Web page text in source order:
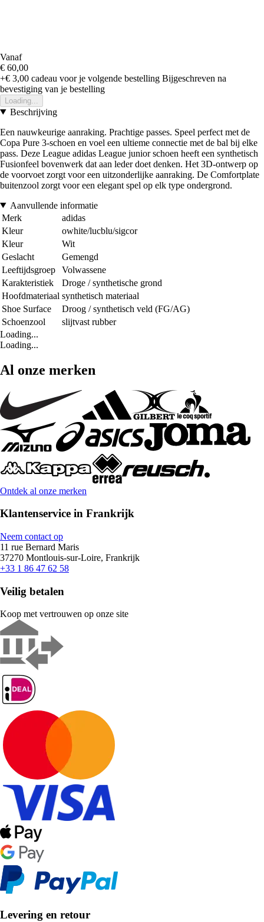
Vanaf
€ 60,00
+€ 3,00 cadeau voor je volgende bestelling Bijgeschreven na
bevestiging van je bestelling
Loading...
Beschrijving
Een nauwkeurige aanraking. Prachtige passes. Speel perfect met de
Copa Pure 3-schoen en voel een ultieme connectie met de bal bij elke
pass. Deze League adidas League junior schoen heeft een synthetisch
Fusionfeel bovenwerk dat aan leder doet denken. Het 3D-ontwerp op
de voorvoet zorgt voor een uitzonderlijke aanraking. De Comfortplate
buitenzool zorgt voor een elegant spel op elk type ondergrond.
Aanvullende informatie
Merk
adidas
Kleur
owhite/lucblu/sigcor
Kleur
Wit
Geslacht
Gemengd
Leeftijdsgroep
Volwassene
Karakteristiek
Droge / synthetische grond
Hoofdmateriaal synthetisch materiaal
Shoe Surface
Droog / synthetisch veld (FG/AG)
Schoenzool
slijtvast rubber
Loading...
Loading...
Al onze merken
Ontdek al onze merken
Klantenservice in Frankrijk
Neem contact op
11 rue Bernard Maris
37270 Montlouis-sur-Loire, Frankrijk
+33 1 86 47 62 58
Veilig betalen
Koop met vertrouwen op onze site
Levering en retour